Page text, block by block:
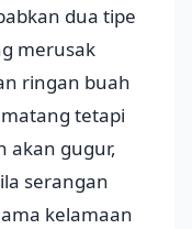
dua tipe
merusak
ringan buah
tetapi
akan gugur,
serangan
kelamaan